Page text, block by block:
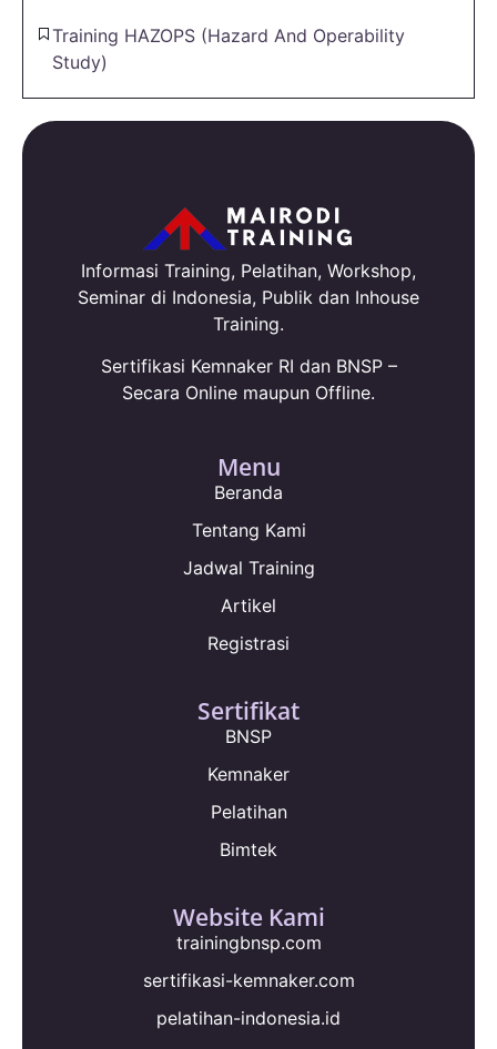
Training HAZOPS (Hazard And Operability
Study)
Informasi Training, Pelatihan, Workshop,
Seminar di Indonesia, Publik dan Inhouse
Training.
Sertifikasi Kemnaker RI dan BNSP –
Secara Online maupun Offline.
Menu
Beranda
Tentang Kami
Jadwal Training
Artikel
Registrasi
Sertifikat
BNSP
Kemnaker
Pelatihan
Bimtek
Website Kami
trainingbnsp.com
sertifikasi-kemnaker.com
pelatihan-indonesia.id